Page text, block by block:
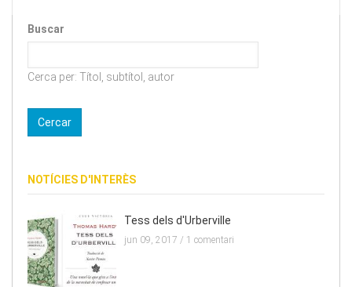
Buscar
Cerca per: Títol, subtítol, autor
NOTÍCIES D'INTERÈS
Tess dels d'Urberville
jun 09, 2017 / 1 comentari